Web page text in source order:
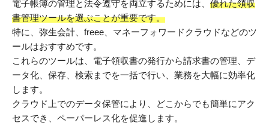
電子帳簿の管理と法令遵守を両立するためには、 優れた領収
書管理ツールを選ぶことが重要です。
特に、弥生会計、freee、マネーフォワードクラウドなどのツ
ールはおすすめです。
これらのツールは、電子領収書の発行から請求書の管理、デ
ータ化、保存、検索までを一括で行い、業務を大幅に効率化
します。
クラウド上でのデータ保管により、どこからでも簡単にアク
セスでき、ペーパーレス化を促進します。